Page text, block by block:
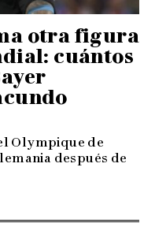
otra figura
cuántos
Olympique de
después de